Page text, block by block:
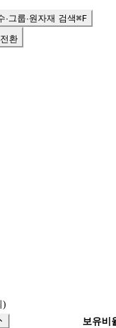
·그룹·원자재 검색⌘F
환
)
보유비